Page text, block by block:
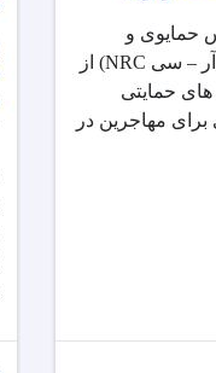
حمایوی و
– سی NRC) از
حمایتی
مهاجرین در